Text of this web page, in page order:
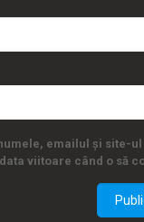
emailul și site-
viitoare când o să